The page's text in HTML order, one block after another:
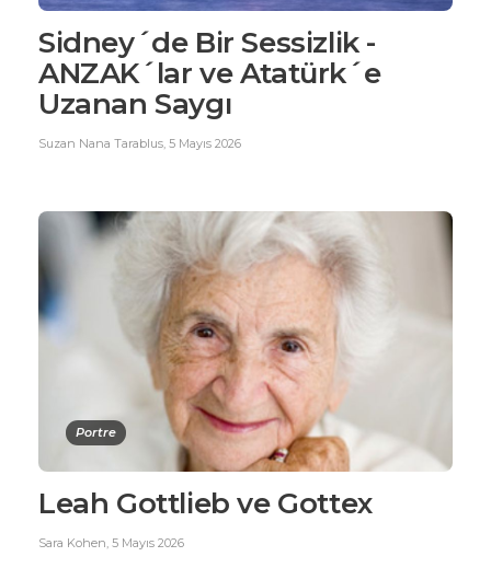
Sidney´de Bir Sessizlik -
ANZAK´lar ve Atatürk´e
Uzanan Saygı
Suzan Nana Tarablus, 5 Mayıs 2026
Portre
Leah Gottlieb ve Gottex
Sara Kohen, 5 Mayıs 2026